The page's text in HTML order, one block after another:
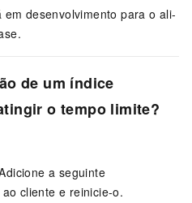
desenvolvimento para o ali-
de um índice
o tempo limite?
a seguinte
cliente e reinicie-o.